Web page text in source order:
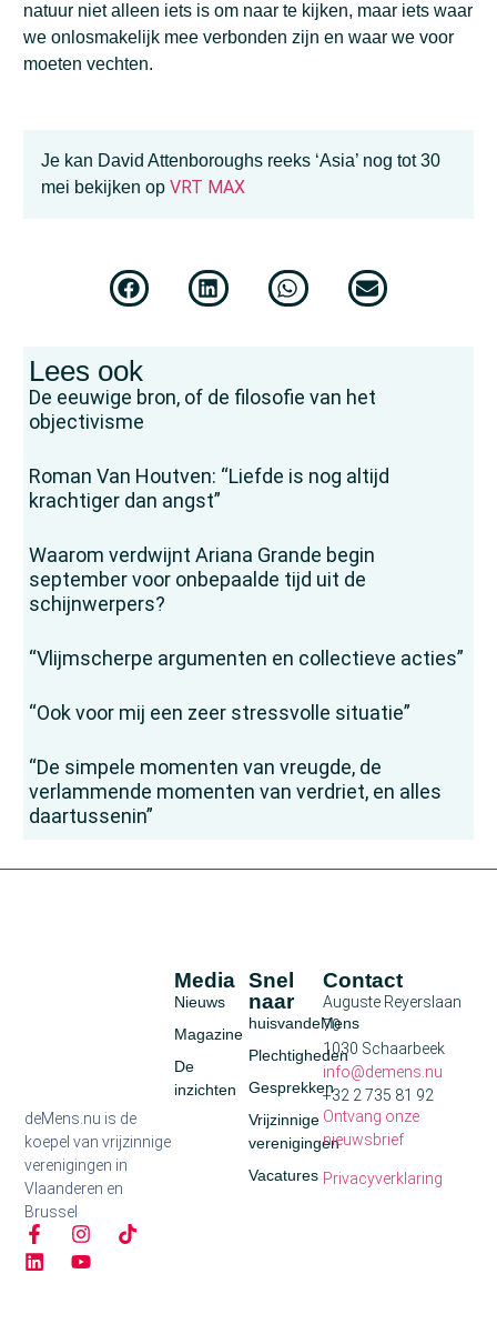
natuur niet alleen iets is om naar te kijken, maar iets waar
we onlosmakelijk mee verbonden zijn en waar we voor
moeten vechten.
Je kan David Attenboroughs reeks ‘Asia’ nog tot 30
mei bekijken op VRT MAX
Lees ook
De eeuwige bron, of de filosofie van het
objectivisme
Roman Van Houtven: “Liefde is nog altijd
krachtiger dan angst”
Waarom verdwijnt Ariana Grande begin
september voor onbepaalde tijd uit de
schijnwerpers?
“Vlijmscherpe argumenten en collectieve acties”
“Ook voor mij een zeer stressvolle situatie”
“De simpele momenten van vreugde, de
verlammende momenten van verdriet, en alles
daartussenin”
deMens.nu is de
koepel van vrijzinnige
verenigingen in
Vlaanderen en
Brussel
Snel
naar
huisvandeMens
Plechtigheden
Gesprekken
Vrijzinnige
verenigingen
Vacatures
Media
Nieuws
Magazine
De
inzichten
Contact
Auguste Reyerslaan
70
1030 Schaarbeek
info@demens.nu
+32 2 735 81 92
Ontvang onze
nieuwsbrief
Privacyverklaring